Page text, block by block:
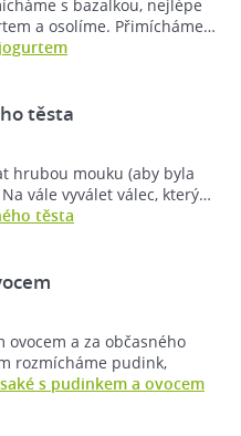
s bazalkou, nejlépe
a osolíme. Přimícháme…
těsta
hrubou mouku (aby byla
vále vyválet válec, který…
těsta
ovocem a za občasného
rozmícháme pudink,
s pudinkem a ovocem